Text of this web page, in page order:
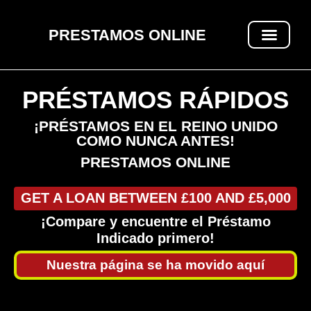
PRESTAMOS ONLINE
PRÉSTAMOS RÁPIDOS
¡PRÉSTAMOS EN EL REINO UNIDO
COMO NUNCA ANTES!
PRESTAMOS ONLINE
GET A LOAN BETWEEN £100 AND £5,000
¡Compare y encuentre el Préstamo
Indicado primero!
Nuestra página se ha movido aquí